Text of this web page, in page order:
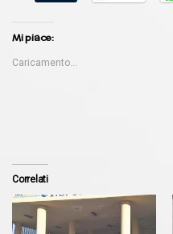
Mi piace:
Caricamento...
Correlati